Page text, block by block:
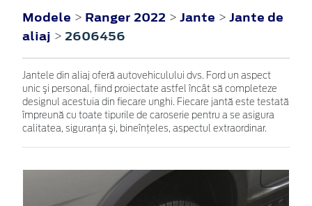
Modele > Ranger 2022 > Jante > Jante de
aliaj > 2606456
Jantele din aliaj oferă autovehiculului dvs. Ford un aspect
unic şi personal, fiind proiectate astfel încât să completeze
designul acestuia din fiecare unghi. Fiecare jantă este testată
împreună cu toate tipurile de caroserie pentru a se asigura
calitatea, siguranţa şi, bineînţeles, aspectul extraordinar.